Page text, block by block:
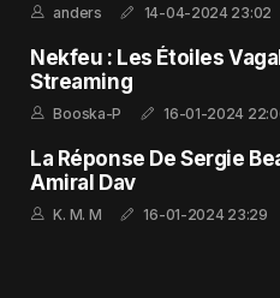
anders 14-04-2024 23:02
Nekfeu : Les Étoiles
Streaming
Booska-P 16-01-2024
La Réponse De Sergie
Amiral Dav
K. M. M 16-01-2024 23:29